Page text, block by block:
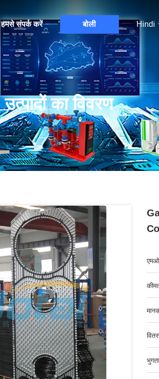
हमसे संपर्क करें बोली Hindi
उत्पादों का विवरण